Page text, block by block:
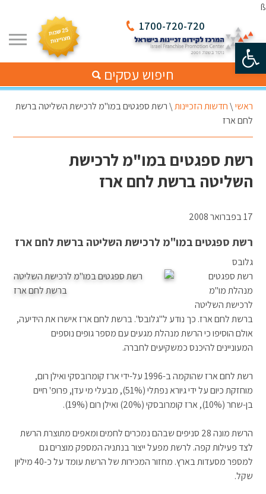
פתח סרגל נגישות
ß
1700-720-720
חיפוש עסקים
ראשי\חדשות הזכיינות\רשת ספגטים במו"מ לרכישת השליטה ברשת
לחם ארז
רשת ספגטים במו"מ לרכישת
השליטה ברשת לחם ארז
17 בפברואר 2008
רשת ספגטים במו"מ לרכישת השליטה ברשת לחם ארז
גלובס
רשת ספגטים
מנהלת מו"מ
לרכישת השליטה
ברשת לחם ארז. כך נודע ל"גלובס". ברשת לחם ארז אישרו את הידיעה,
אולם הוסיפו כי הרשת מנהלת מגעים עם מספר גופים נוספים
המעוניינים להיכנס כמשקיעים לחברה.
רשת לחם ארז שהוקמה ב-1996 על-ידי ארז קומרובסקי ואילן רום,
מוחזקת כיום על ידי גיורא נפתלי (51%), מבעלי מי עדן, פרופ' חיים
בן-שחר (10%), ארז קומרובסקי (20%) ואילן רום (19%).
הרשת מונה 28 סניפים שבהם נמכרים לחמים ומאפים מתוצרת הרשת
לצד פעילות קפה. לרשת מפעל ייצור בנתניה המספק מוצרים גם
למספר מסעדות בארץ. מחזור המכירות של הרשת עומד על כ-40 מיליון
שקל.